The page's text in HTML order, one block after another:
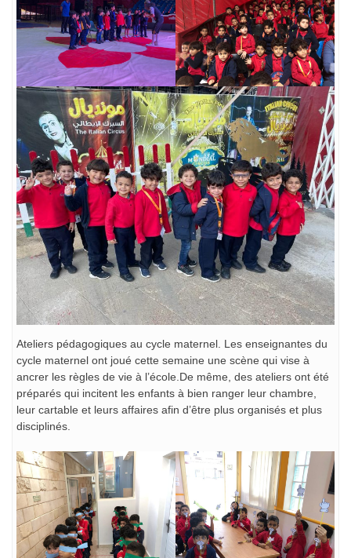
Ateliers pédagogiques au cycle maternel. Les enseignantes du
cycle maternel ont joué cette semaine une scène qui vise à
ancrer les règles de vie à l’école.De même, des ateliers ont été
préparés qui incitent les enfants à bien ranger leur chambre,
leur cartable et leurs affaires afin d’être plus organisés et plus
disciplinés.